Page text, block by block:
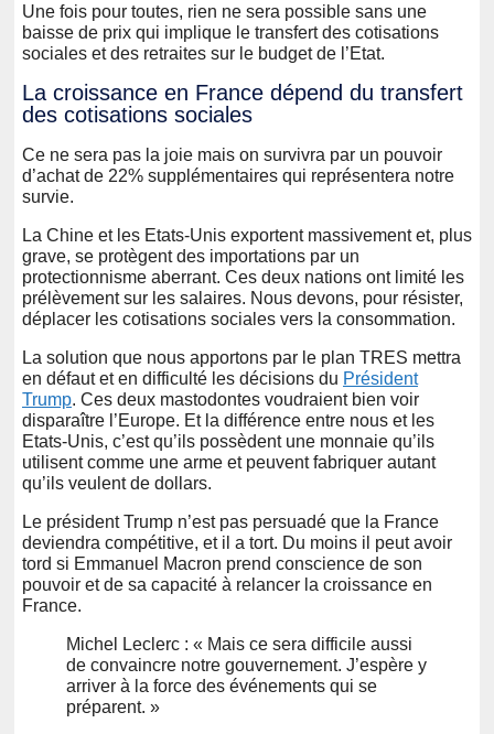
Une fois pour toutes, rien ne sera possible sans une
baisse de prix qui implique le transfert des cotisations
sociales et des retraites sur le budget de l’Etat.
La croissance en France dépend du transfert
des cotisations sociales
Ce ne sera pas la joie mais on survivra par un pouvoir
d’achat de 22% supplémentaires qui représentera notre
survie.
La Chine et les Etats-Unis exportent massivement et, plus
grave, se protègent des importations par un
protectionnisme aberrant. Ces deux nations ont limité les
prélèvement sur les salaires. Nous devons, pour résister,
déplacer les cotisations sociales vers la consommation.
La solution que nous apportons par le plan TRES mettra
en défaut et en difficulté les décisions du Président
Trump. Ces deux mastodontes voudraient bien voir
disparaître l’Europe. Et la différence entre nous et les
Etats-Unis, c’est qu’ils possèdent une monnaie qu’ils
utilisent comme une arme et peuvent fabriquer autant
qu’ils veulent de dollars.
Le président Trump n’est pas persuadé que la France
deviendra compétitive, et il a tort. Du moins il peut avoir
tord si Emmanuel Macron prend conscience de son
pouvoir et de sa capacité à relancer la croissance en
France.
Michel Leclerc : « Mais ce sera difficile aussi
de convaincre notre gouvernement. J’espère y
arriver à la force des événements qui se
préparent. »